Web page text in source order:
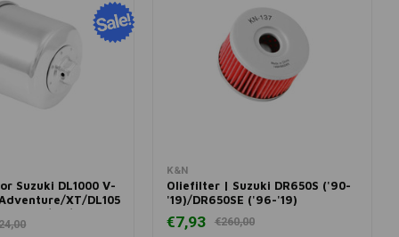
Suzuki DL1000 V-
XT/DL1050
XT/DL650
Adventure/XT/XT
K&N
Oliefilter | Suzuki DR650S ('90-
'19)/DR650SE ('96-'19)
€7,93 €260,00